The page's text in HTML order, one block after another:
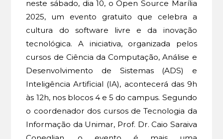
neste sábado, dia 10, o Open Source Marília
2025, um evento gratuito que celebra a
cultura do software livre e da inovação
tecnológica. A iniciativa, organizada pelos
cursos de Ciência da Computação, Análise e
Desenvolvimento de Sistemas (ADS) e
Inteligência Artificial (IA), acontecerá das 9h
às 12h, nos blocos 4 e 5 do campus. Segundo
o coordenador dos cursos de Tecnologia da
Informação da Unimar, Prof. Dr. Caio Saraiva